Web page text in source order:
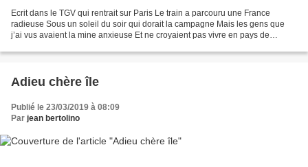
Ecrit dans le TGV qui rentrait sur Paris Le train a parcouru une France
radieuse Sous un soleil du soir qui dorait la campagne Mais les gens que
j’ai vus avaient la mine anxieuse Et ne croyaient pas vivre en pays de
Adieu chère île
Publié le 23/03/2019 à 08:09
Par jean bertolino